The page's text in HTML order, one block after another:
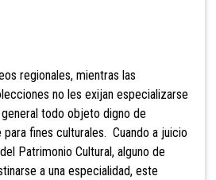
regionales, mientras las
no les exijan especializarse
todo objeto digno de
fines culturales. Cuando a juicio
Patrimonio Cultural, alguno de
a una especialidad, este